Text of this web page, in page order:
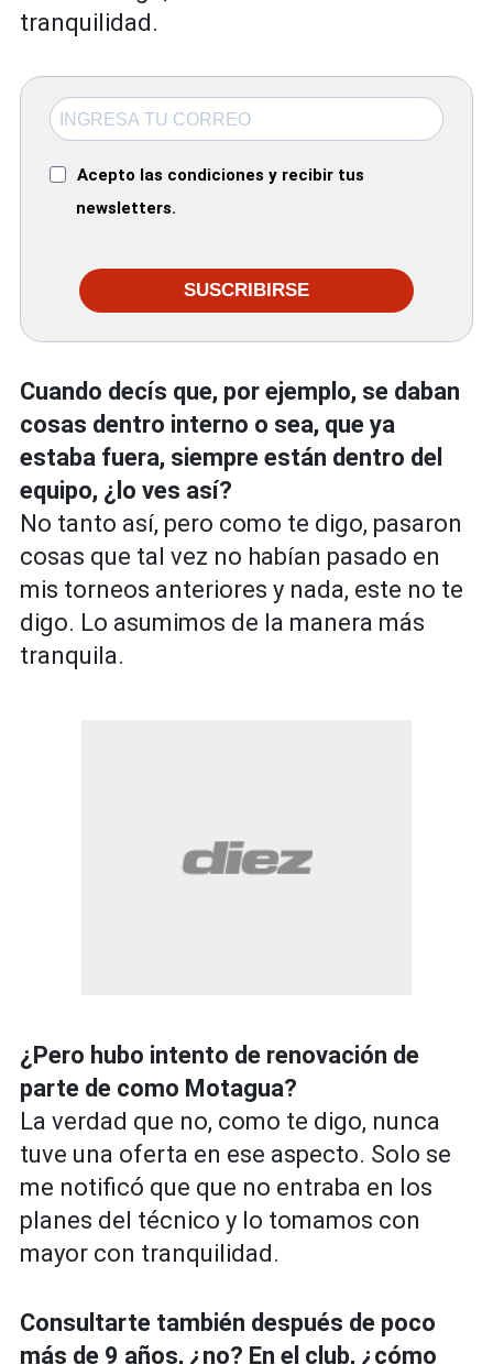
tranquilidad.
Acepto las condiciones y recibir tus
newsletters.
SUSCRIBIRSE
Cuando decís que, por ejemplo, se daban
cosas dentro interno o sea, que ya
estaba fuera, siempre están dentro del
equipo, ¿lo ves así?
No tanto así, pero como te digo, pasaron
cosas que tal vez no habían pasado en
mis torneos anteriores y nada, este no te
digo. Lo asumimos de la manera más
tranquila.
¿Pero hubo intento de renovación de
parte de como Motagua?
La verdad que no, como te digo, nunca
tuve una oferta en ese aspecto. Solo se
me notificó que que no entraba en los
planes del técnico y lo tomamos con
mayor con tranquilidad.
Consultarte también después de poco
más de 9 años, ¿no? En el club, ¿cómo